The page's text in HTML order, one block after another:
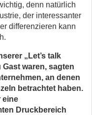
denn natürlich
der interessanter
differenzieren kann
„Let’s talk
waren, sagten
an denen
betrachtet haben.
eine
Druckbereich